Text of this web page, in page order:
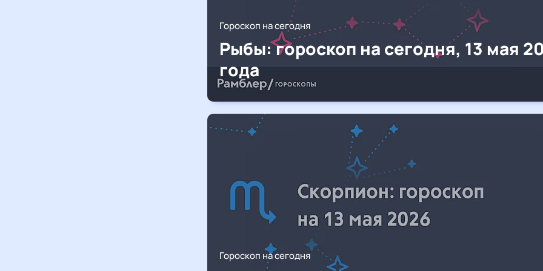
Гороскоп на сегодня
Рыбы: гороскоп на сегодня, 13 мая
года
Гороскоп на сегодня